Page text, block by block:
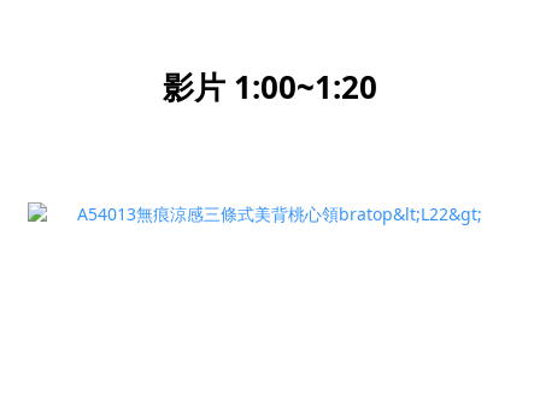
影片 1:00~1:20